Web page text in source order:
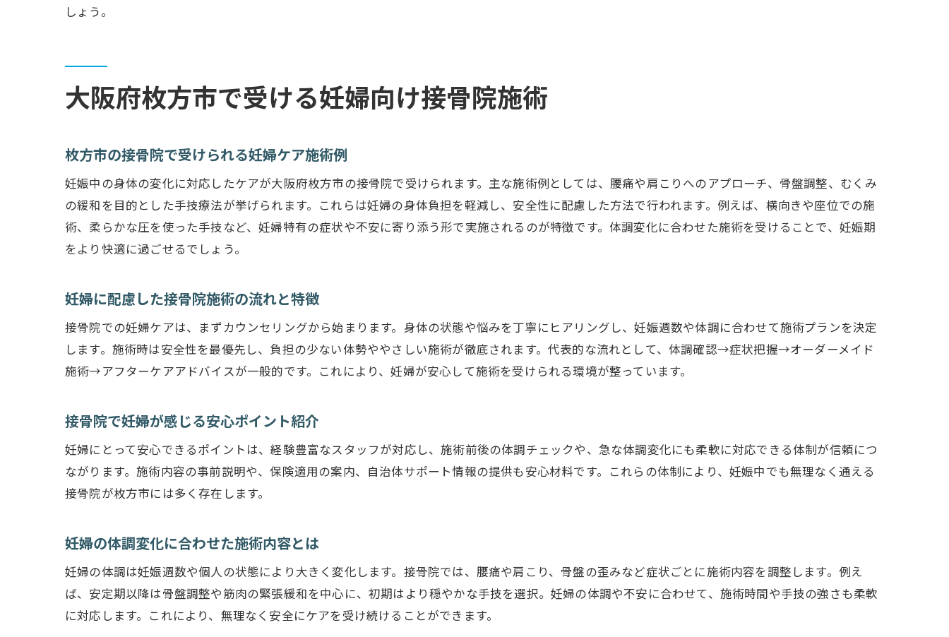
しょう。
大阪府枚方市で受ける妊婦向け接骨院施術
枚方市の接骨院で受けられる妊婦ケア施術例
妊娠中の身体の変化に対応したケアが大阪府枚方市の接骨院で受けられます。主な施術例としては、腰痛や肩こりへのアプローチ、骨盤調整、むくみ
の緩和を目的とした手技療法が挙げられます。これらは妊婦の身体負担を軽減し、安全性に配慮した方法で行われます。例えば、横向きや座位での施
術、柔らかな圧を使った手技など、妊婦特有の症状や不安に寄り添う形で実施されるのが特徴です。体調変化に合わせた施術を受けることで、妊娠期
をより快適に過ごせるでしょう。
妊婦に配慮した接骨院施術の流れと特徴
接骨院での妊婦ケアは、まずカウンセリングから始まります。身体の状態や悩みを丁寧にヒアリングし、妊娠週数や体調に合わせて施術プランを決定
します。施術時は安全性を最優先し、負担の少ない体勢ややさしい施術が徹底されます。代表的な流れとして、体調確認→症状把握→オーダーメイド
施術→アフターケアアドバイスが一般的です。これにより、妊婦が安心して施術を受けられる環境が整っています。
接骨院で妊婦が感じる安心ポイント紹介
妊婦にとって安心できるポイントは、経験豊富なスタッフが対応し、施術前後の体調チェックや、急な体調変化にも柔軟に対応できる体制が信頼につ
ながります。施術内容の事前説明や、保険適用の案内、自治体サポート情報の提供も安心材料です。これらの体制により、妊娠中でも無理なく通える
接骨院が枚方市には多く存在します。
妊婦の体調変化に合わせた施術内容とは
妊婦の体調は妊娠週数や個人の状態により大きく変化します。接骨院では、腰痛や肩こり、骨盤の歪みなど症状ごとに施術内容を調整します。例え
ば、安定期以降は骨盤調整や筋肉の緊張緩和を中心に、初期はより穏やかな手技を選択。妊婦の体調や不安に合わせて、施術時間や手技の強さも柔軟
に対応します。これにより、無理なく安全にケアを受け続けることができます。